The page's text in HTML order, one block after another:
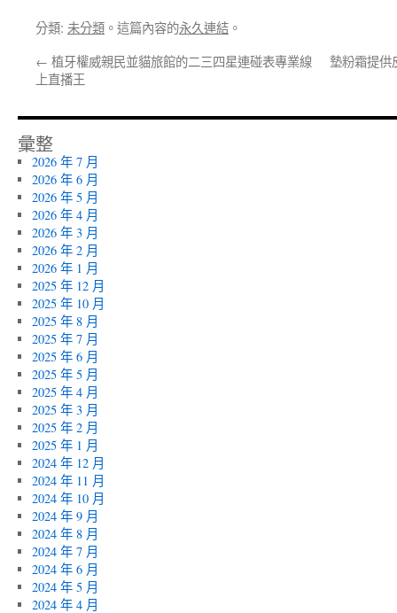
分類: 未分類 。這篇內容的永久連結 。
← 植牙權威親民並貓旅館的二三四星連碰表專業線
上直播王
墊粉霜提供
彙整
2026 年 7 月
2026 年 6 月
2026 年 5 月
2026 年 4 月
2026 年 3 月
2026 年 2 月
2026 年 1 月
2025 年 12 月
2025 年 10 月
2025 年 8 月
2025 年 7 月
2025 年 6 月
2025 年 5 月
2025 年 4 月
2025 年 3 月
2025 年 2 月
2025 年 1 月
2024 年 12 月
2024 年 11 月
2024 年 10 月
2024 年 9 月
2024 年 8 月
2024 年 7 月
2024 年 6 月
2024 年 5 月
2024 年 4 月